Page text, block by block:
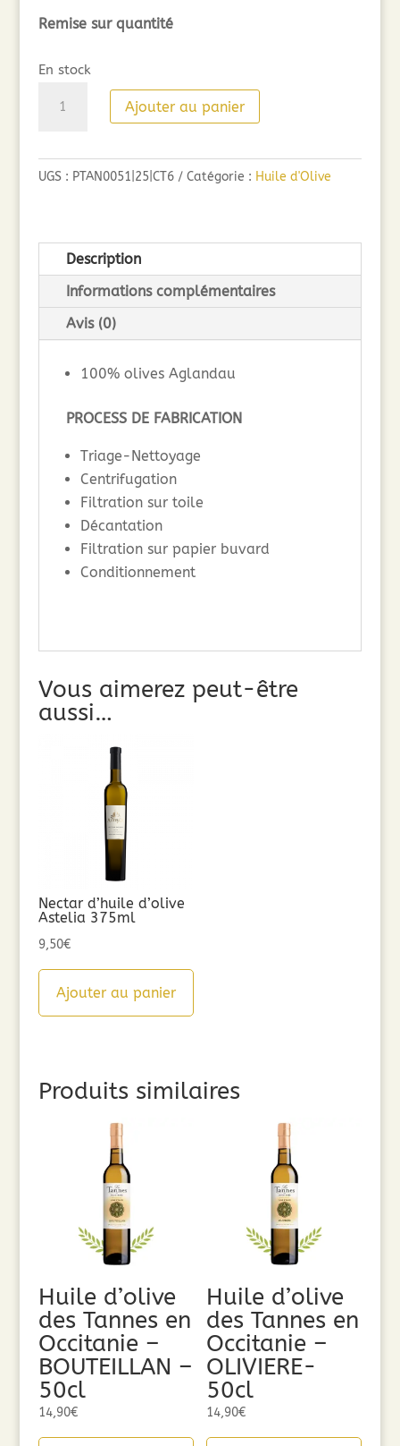
Remise sur quantité
En stock
Occitanie
AGLANDAU
Ajouter au panier
UGS : PTAN0051|25|CT6 Catégorie : Huile d'Olive
Description
Informations complémentaires
Avis (0)
100% olives Aglandau
PROCESS DE FABRICATION
Triage-Nettoyage
Centrifugation
Filtration sur toile
Décantation
Filtration sur papier buvard
Conditionnement
Vous aimerez peut-être
aussi…
Nectar d’huile d’olive
Astelia 375ml
9,50€
Ajouter au panier
Produits similaires
Huile d’olive
des Tannes en
Occitanie –
BOUTEILLAN –
50cl
14,90€
Huile d’olive
des Tannes en
Occitanie –
OLIVIERE-
50cl
14,90€